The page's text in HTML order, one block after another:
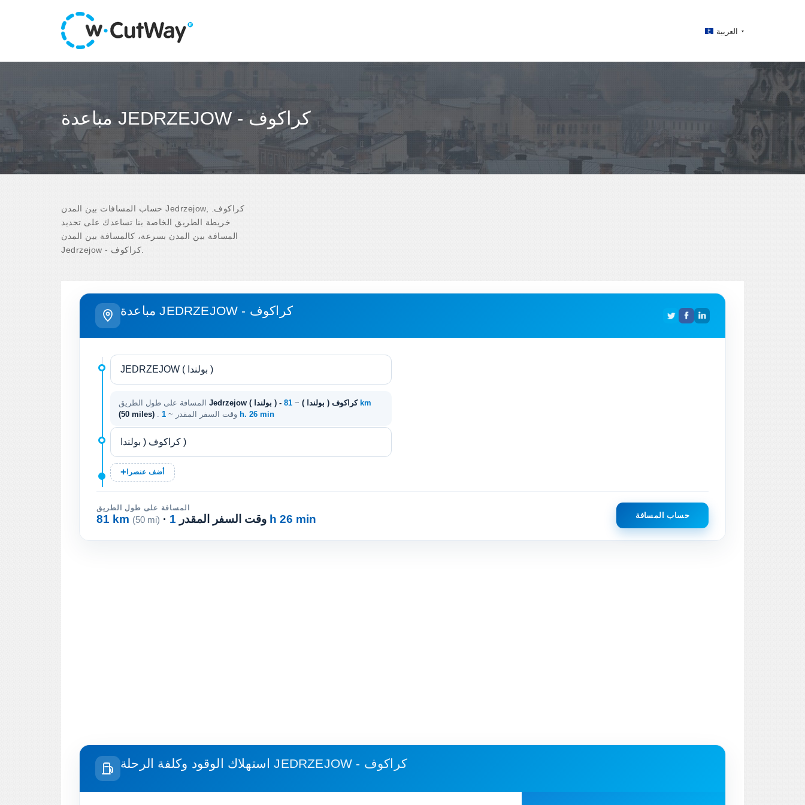
العربية
مباعدة JEDRZEJOW - كراكوف
حساب المسافات بين المدن Jedrzejow, كراكوف.
خريطة الطريق الخاصة بنا تساعدك على تحديد
المسافة بين المدن بسرعة، كالمسافة بين المدن
مباعدة JEDRZEJOW - كراكوف
Jedrzejow ( بولندا ) - كراكوف ( بولندا ) ~
81 km
(50 miles)
. وقت السفر المقدر ~ 1 h. 26 min
أضف عنصرا
المسافة على طول الطريق
81 km (50 mi) · وقت السفر المقدر 1 h 26 min حساب المسافة
استهلاك الوقود وكلفة الرحلة JEDRZEJOW - كراكوف